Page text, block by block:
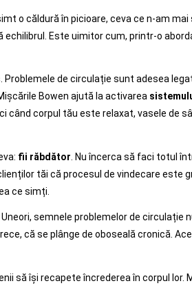
o căldură în picioare, ceva ce n-am
echilibrul. Este uimitor cum, printr-o
de circulație sunt adesea
Bowen ajută la activarea
când corpul tău este relaxat, vasele de
fii răbdător . Nu încerca să faci totul
tăi că procesul de vindecare este
ce simți.
semnele problemelor de circulație
că se plânge de oboseală cronică.
să își recapete încrederea în corpul lor.